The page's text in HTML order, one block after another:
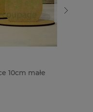
10cm małe